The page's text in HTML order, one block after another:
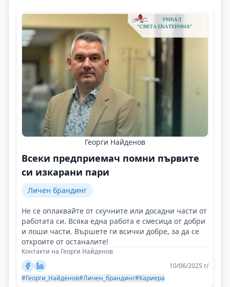
Георги Найденов
Всеки предприемач помни първите
си изкарани пари
Личен брандинг
Не се оплаквайте от скучните или досадни части от
работата си. Всяка една работа е смесица от добри
и лоши части. Вършете ги всички добре, за да се
откроите от останалите!
Контакти на Георги Найденов
10/06/2025 г/
#Георги_Найденов#Личен_брандинг#Кариера